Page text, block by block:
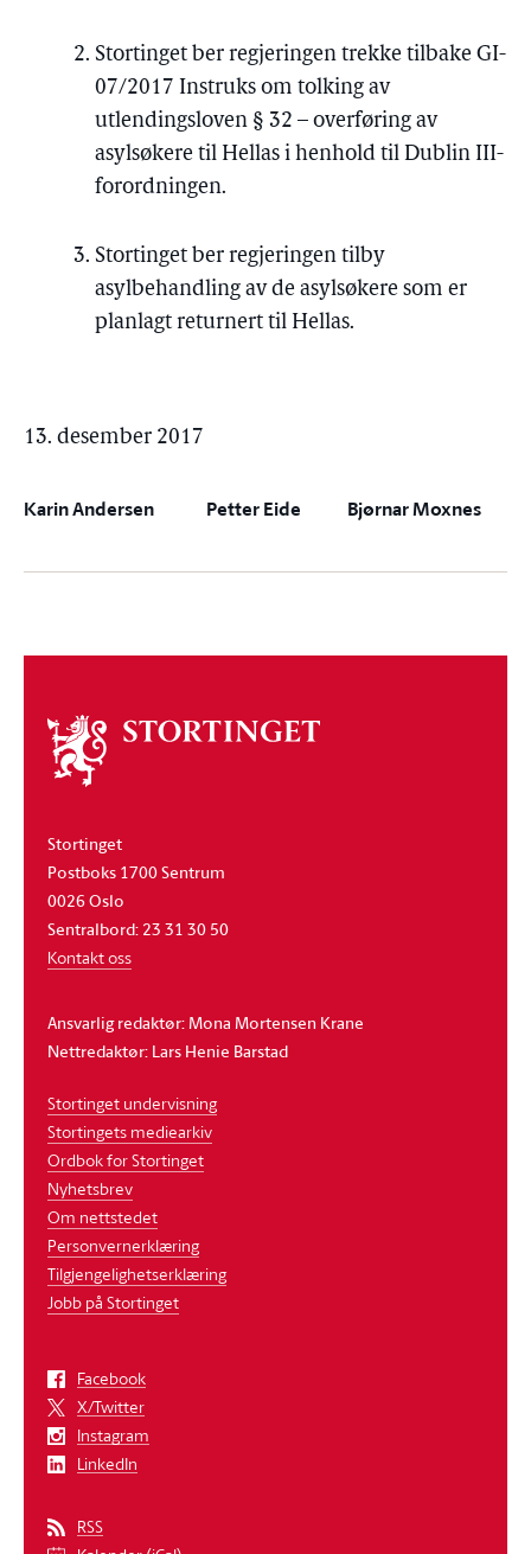
Stortinget ber regjeringen trekke tilbake GI-
07/2017 Instruks om tolking av
utlendingsloven § 32 – overføring av
asylsøkere til Hellas i henhold til Dublin III-
forordningen.
Stortinget ber regjeringen tilby
asylbehandling av de asylsøkere som er
planlagt returnert til Hellas.
13. desember 2017
Karin Andersen Petter Eide Bjørnar Moxnes
Om
stortinget
Stortinget
Postboks 1700 Sentrum
0026 Oslo
Sentralbord: 23 31 30 50
Kontakt oss
Ansvarlig redaktør: Mona Mortensen Krane
Nettredaktør: Lars Henie Barstad
Stortinget undervisning
Stortingets mediearkiv
Ordbok for Stortinget
Nyhetsbrev
Om nettstedet
Personvernerklæring
Tilgjengelighetserklæring
Jobb på Stortinget
Facebook
X/Twitter
Instagram
LinkedIn
RSS